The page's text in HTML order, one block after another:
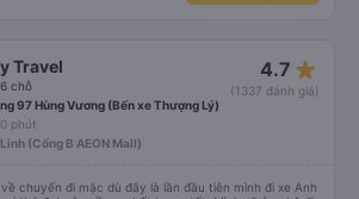
Travel
chỗ
4.7 star_rate
(1337 đánh giá)
97 Hùng Vương (Bến xe Thượng Lý)
phút
(Cổng B AEON Mall)
chuyến đi mặc dù đây là lần đầu tiên mình đi xe Anh